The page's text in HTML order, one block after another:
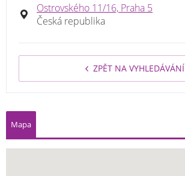
Ostrovského 11/16, Praha 5
Česká republika
ZPĚT NA VYHLEDÁVÁNÍ
Mapa